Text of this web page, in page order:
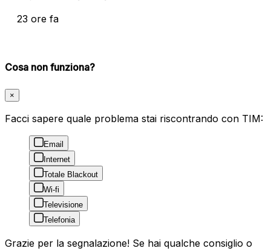
23 ore fa
Cosa non funziona?
×
Facci sapere quale problema stai riscontrando con TIM:
Email
Internet
Totale Blackout
Wi-fi
Televisione
Telefonia
Grazie per la segnalazione! Se hai qualche consiglio o